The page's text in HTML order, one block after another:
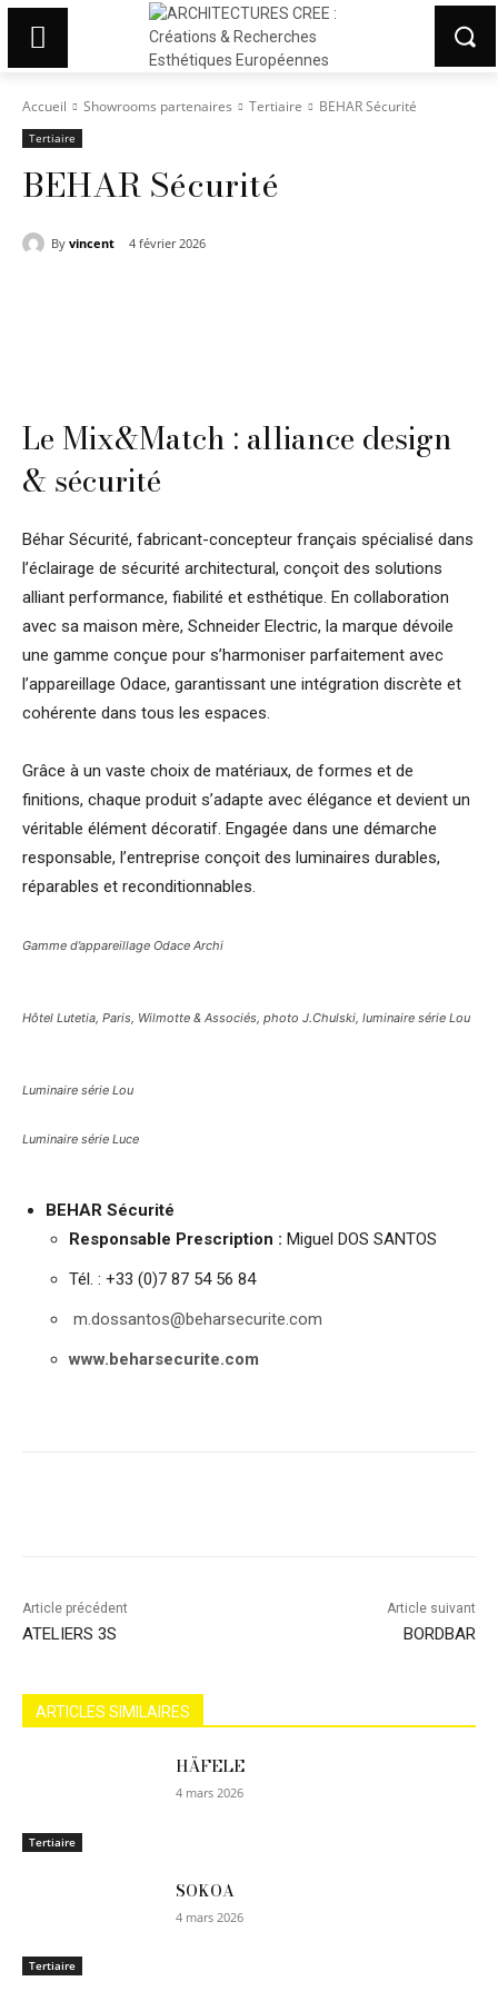
Accueil Showrooms partenaires Tertiaire BEHAR Sécurité
Tertiaire
BEHAR Sécurité
By vincent 4 février 2026
Le Mix&Match : alliance design
& sécurité
Béhar Sécurité, fabricant-concepteur français spécialisé dans
l’éclairage de sécurité architectural, conçoit des solutions
alliant performance, fiabilité et esthétique. En collaboration
avec sa maison mère, Schneider Electric, la marque dévoile
une gamme conçue pour s’harmoniser parfaitement avec
l’appareillage Odace, garantissant une intégration discrète et
cohérente dans tous les espaces.
Grâce à un vaste choix de matériaux, de formes et de
finitions, chaque produit s’adapte avec élégance et devient un
véritable élément décoratif. Engagée dans une démarche
responsable, l’entreprise conçoit des luminaires durables,
réparables et reconditionnables.
Gamme d’appareillage Odace Archi
Hôtel Lutetia, Paris, Wilmotte & Associés, photo J.Chulski, luminaire série Lou
Luminaire série Lou
Luminaire série Luce
BEHAR Sécurité
Responsable Prescription : Miguel DOS SANTOS
Tél. : +33 (0)7 87 54 56 84
m.dossantos@beharsecurite.com
www.beharsecurite.com
Article précédent
ATELIERS 3S
Article suivant
BORDBAR
ARTICLES SIMILAIRES
Tertiaire
HÄFELE
4 mars 2026
Tertiaire
SOKOA
4 mars 2026